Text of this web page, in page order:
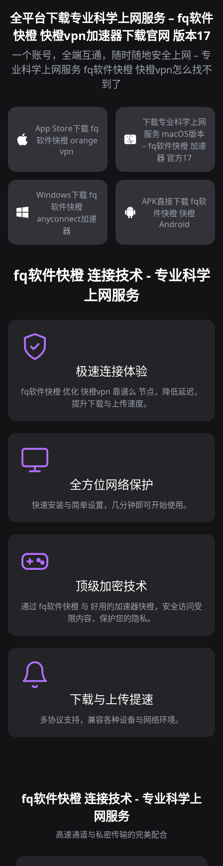
全平台下载专业科学上网服务 – fq软件
快橙 快橙vpn加速器下载官网 版本17
一个账号，全端互通，随时随地安全上网 – 专
业科学上网服务 fq软件快橙 快橙vpn怎么找不
到了
App Store下载 fq
软件快橙 orange
vpn
下载专业科学上网
服务 macOS版本
– fq软件快橙 加速
器 官方17
Windows下载 fq
软件快橙
anyconnect加速
器
APK直接下载 fq软
件快橙 快橙
Android
fq软件快橙 连接技术 - 专业科学
上网服务
极速连接体验
fq软件快橙 优化 快橙vpn 靠谱么 节点，降低延迟，
提升下载与上传速度。
全方位网络保护
快速安装与简单设置，几分钟即可开始使用。
顶级加密技术
通过 fq软件快橙 与 好用的加速器快橙，安全访问受
限内容，保护您的隐私。
下载与上传提速
多协议支持，兼容各种设备与网络环境。
fq软件快橙 连接技术 - 专业科学上
网服务
高速通道与私密传输的完美配合